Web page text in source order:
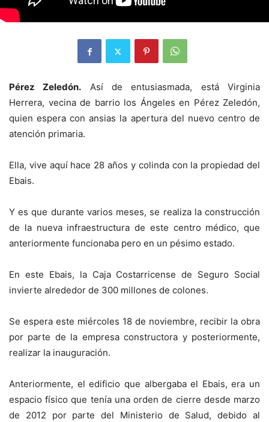
Pérez Zeledón. Así de entusiasmada, está Virginia
Herrera, vecina de barrio los Ángeles en Pérez Zeledón,
quien espera con ansias la apertura del nuevo centro de
atención primaria.
Ella, vive aquí hace 28 años y colinda con la propiedad del
Ebais.
Y es que durante varios meses, se realiza la construcción
de la nueva infraestructura de este centro médico, que
anteriormente funcionaba pero en un pésimo estado.
En este Ebais, la Caja Costarricense de Seguro Social
invierte alrededor de 300 millones de colones.
Se espera este miércoles 18 de noviembre, recibir la obra
por parte de la empresa constructora y posteriormente,
realizar la inauguración.
Anteriormente, el edificio que albergaba el Ebais, era un
espacio físico que tenía una orden de cierre desde marzo
de 2012 por parte del Ministerio de Salud, debido al